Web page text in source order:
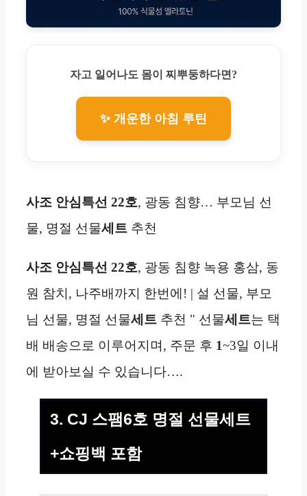
자고 일어나도 몸이 찌뿌둥하다면?
✨ 개운한 아침 루틴
사조 안심특선 22호, 광동 침향… 부모님 선
물, 명절 선물세트 추천
사조 안심특선 22호, 광동 침향 녹용 홍삼, 동
원 참치, 나주배까지 한번에! | 설 선물, 부모
님 선물, 명절 선물세트 추천 " 선물세트는 택
배 배송으로 이루어지며, 주문 후 1~3일 이내
에 받아보실 수 있습니다….
3. CJ 스팸6호 명절 선물세트
+쇼핑백 포함